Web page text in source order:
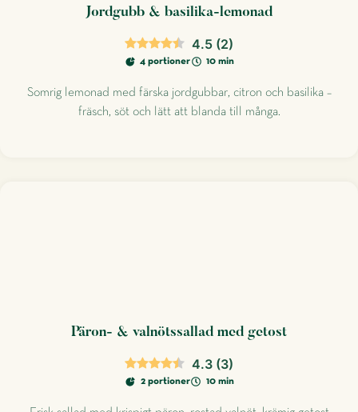
Jordgubb & basilika-lemonad
4.5 (2)
4 portioner 10 min
Somrig lemonad med färska jordgubbar, citron och basilika –
fräsch, söt och lätt att blanda till många.
Päron- & valnötssallad med getost
4.3 (3)
2 portioner 10 min